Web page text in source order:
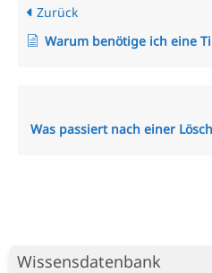
Wissensdatenbank
Zurück
Warum benötige ich eine TimO-Lizenz, wie hoch sind meine
Was passiert nach einer